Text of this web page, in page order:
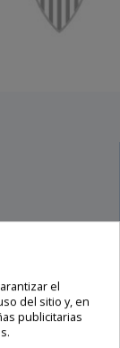
el
del sitio y, en
publicitarias